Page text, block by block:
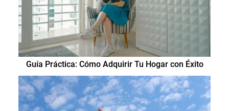
Guía Práctica: Cómo Adquirir Tu Hogar con Éxito